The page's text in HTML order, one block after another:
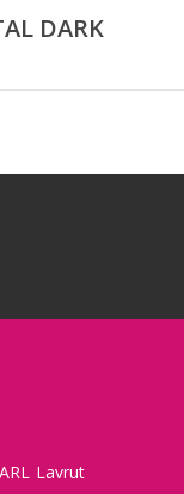
DARK
Lavrut